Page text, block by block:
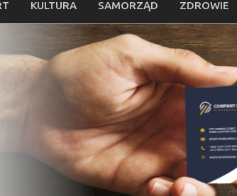
KULTURA SAMORZĄD ZDROWIE